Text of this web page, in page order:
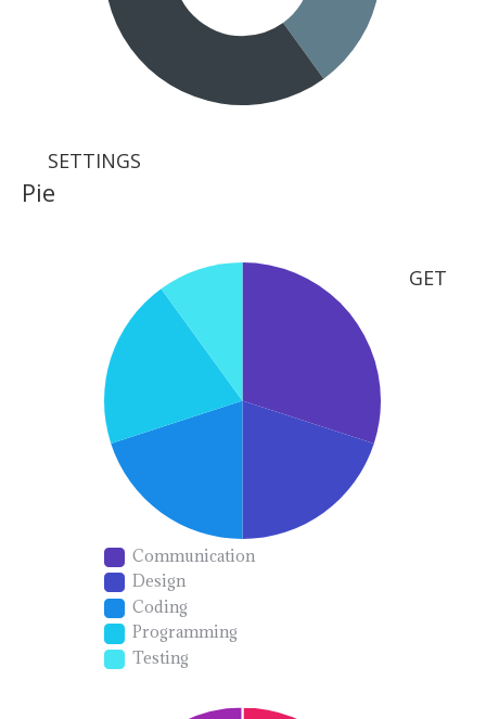
SETTINGS
Pie
Communication
Design
Coding
Programming
Testing
GET